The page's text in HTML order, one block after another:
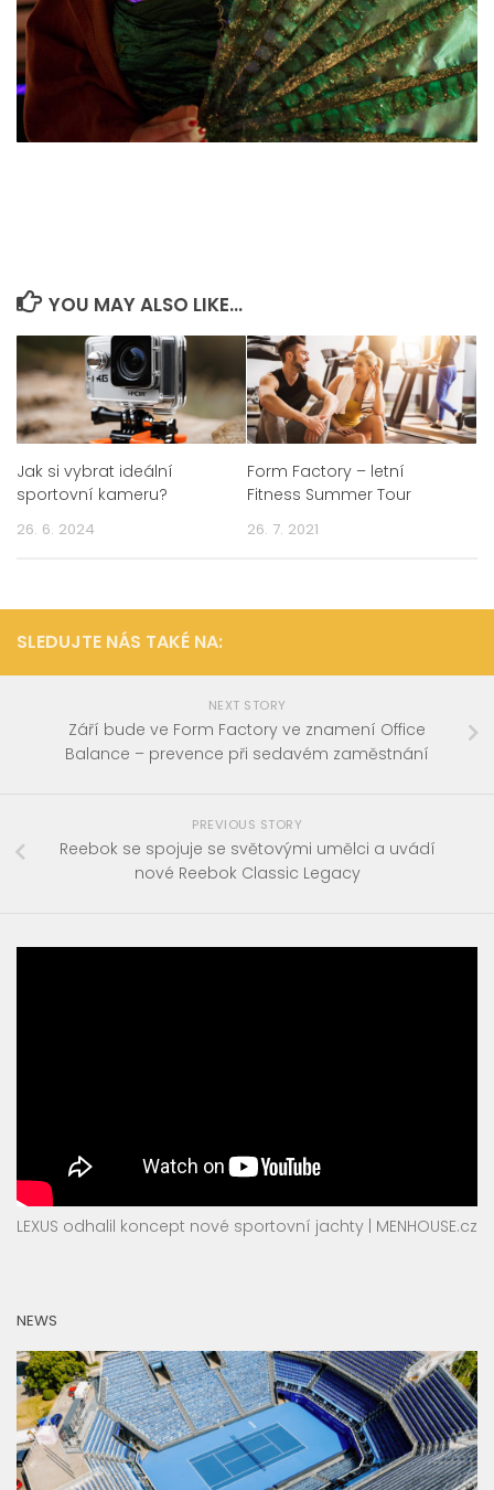
YOU MAY ALSO LIKE...
Jak si vybrat ideální
sportovní kameru?
26. 6. 2024
Form Factory – letní
Fitness Summer Tour
26. 7. 2021
SLEDUJTE NÁS TAKÉ NA:
NEXT STORY
Září bude ve Form Factory ve znamení Office
Balance – prevence při sedavém zaměstnání
PREVIOUS STORY
Reebok se spojuje se světovými umělci a uvádí
nové Reebok Classic Legacy
LEXUS odhalil koncept nové sportovní jachty | MENHOUSE.cz
NEWS